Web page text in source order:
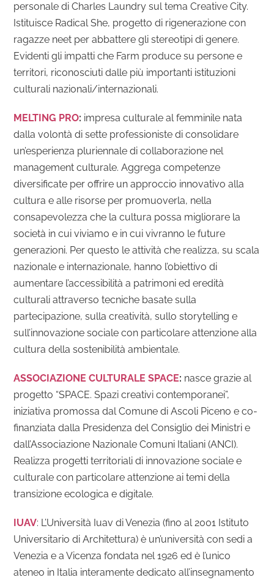
personale di Charles Laundry sul tema Creative City.
Istituisce Radical She, progetto di rigenerazione con
ragazze neet per abbattere gli stereotipi di genere.
Evidenti gli impatti che Farm produce su persone e
territori, riconosciuti dalle più importanti istituzioni
culturali nazionali/internazionali.
MELTING PRO: impresa culturale al femminile nata
dalla volontà di sette professioniste di consolidare
un’esperienza pluriennale di collaborazione nel
management culturale. Aggrega competenze
diversificate per offrire un approccio innovativo alla
cultura e alle risorse per promuoverla, nella
consapevolezza che la cultura possa migliorare la
società in cui viviamo e in cui vivranno le future
generazioni. Per questo le attività che realizza, su scala
nazionale e internazionale, hanno l’obiettivo di
aumentare l’accessibilità a patrimoni ed eredità
culturali attraverso tecniche basate sulla
partecipazione, sulla creatività, sullo storytelling e
sull’innovazione sociale con particolare attenzione alla
cultura della sostenibilità ambientale.
ASSOCIAZIONE CULTURALE SPACE: nasce grazie al
progetto “SPACE. Spazi creativi contemporanei”,
iniziativa promossa dal Comune di Ascoli Piceno e co-
finanziata dalla Presidenza del Consiglio dei Ministri e
dall’Associazione Nazionale Comuni Italiani (ANCI).
Realizza progetti territoriali di innovazione sociale e
culturale con particolare attenzione ai temi della
transizione ecologica e digitale.
IUAV: L’Università Iuav di Venezia (fino al 2001 Istituto
Universitario di Architettura) è un’università con sedi a
Venezia e a Vicenza fondata nel 1926 ed è l’unico
ateneo in Italia interamente dedicato all’insegnamento